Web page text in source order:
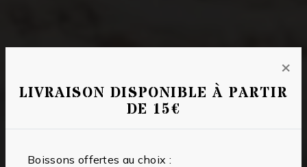
LIVRAISON DISPONIBLE À PARTIR
DE 15€
×
Boissons offertes au choix :